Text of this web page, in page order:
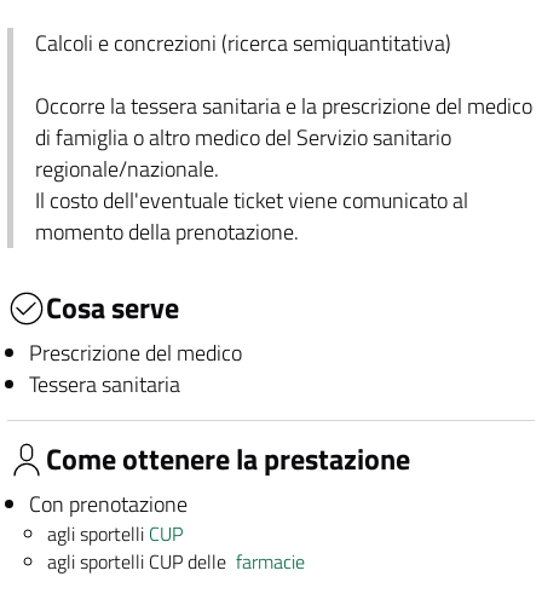
Calcoli e concrezioni (ricerca semiquantitativa)
Occorre la tessera sanitaria e la prescrizione del medico
di famiglia o altro medico del Servizio sanitario
regionale/nazionale.
Il costo dell'eventuale ticket viene comunicato al
momento della prenotazione.
Cosa serve
Prescrizione del medico
Tessera sanitaria
Come ottenere la prestazione
Con prenotazione
agli sportelli CUP
agli sportelli CUP dellefarmacie